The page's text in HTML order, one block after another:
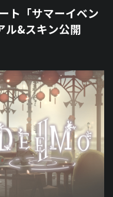
ト「サマーイベン
ル&スキン公開